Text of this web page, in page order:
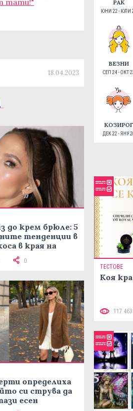
тати!"
18.04.2023
до крем брюле: 5
тенденции в
в края на
0
определиха
си струва да
есен
РАК
ЮНИ 22 - ЮЛИ
ВЕЗНИ
СЕП 24 - ОКТ
КОЗИРОГ
ДЕК 22 - ЯНУ
ТЕСТОВЕ
Коя
117 463